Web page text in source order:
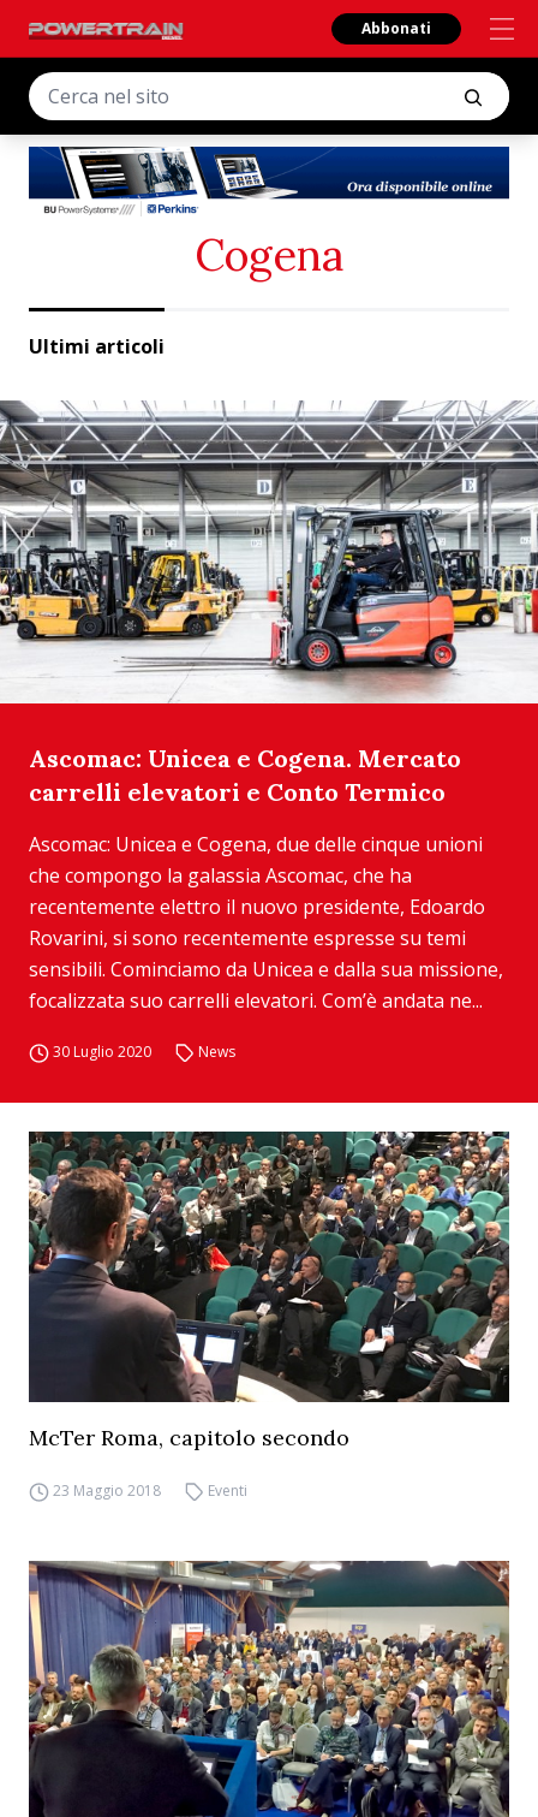
Abbonati
Cogena
Ultimi articoli
Ascomac: Unicea e Cogena. Mercato
carrelli elevatori e Conto Termico
Ascomac: Unicea e Cogena, due delle cinque unioni
che compongo la galassia Ascomac, che ha
recentemente elettro il nuovo presidente, Edoardo
Rovarini, si sono recentemente espresse su temi
sensibili. Cominciamo da Unicea e dalla sua missione,
focalizzata suo carrelli elevatori. Com’è andata ne...
30 Luglio 2020 News
McTer Roma, capitolo secondo
23 Maggio 2018 Eventi